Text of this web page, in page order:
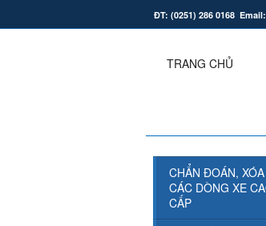
ĐT: (0251) 286 0168
TRANG CHỦ
CHẨN ĐOÁN,
CÁC DÒNG XE
CẤP